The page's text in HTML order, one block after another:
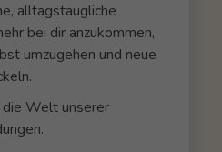
alltagstaugliche
bei dir anzukommen,
umzugehen und neue
die Welt unserer